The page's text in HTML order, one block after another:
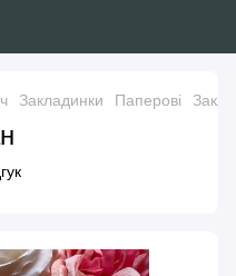
Закладинки Паперові